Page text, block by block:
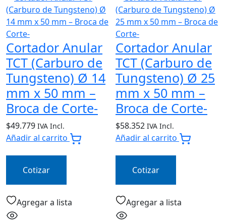
Cortador Anular
TCT (Carburo de
Tungsteno) Ø 14
mm x 50 mm –
Broca de Corte-
$49.779 IVA Incl.
Añadir al carrito
Cotizar
Cortador Anular
TCT (Carburo de
Tungsteno) Ø 25
mm x 50 mm –
Broca de Corte-
$58.352 IVA Incl.
Añadir al carrito
Cotizar
Agregar a lista Agregar a lista